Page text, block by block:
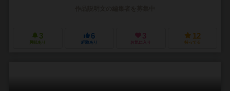
3
興味あり
6
経験あり
3
お気に入り
12
持ってる